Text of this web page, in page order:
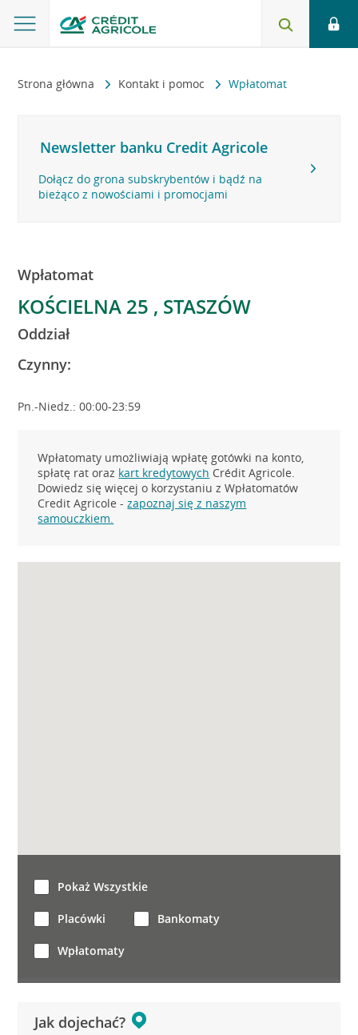
Strona główna Kontakt i pomoc Wpłatomat
Newsletter banku Credit Agricole
Dołącz do grona subskrybentów i bądź na
bieżąco z nowościami i promocjami
Wpłatomat
KOŚCIELNA 25 , STASZÓW
Oddział
Czynny:
Pn.-Niedz.: 00:00-23:59
Wpłatomaty umożliwiają wpłatę gotówki na konto,
spłatę rat oraz kart kredytowych Crédit Agricole.
Dowiedz się więcej o korzystaniu z Wpłatomatów
Credit Agricole -zapoznaj się z naszym
samouczkiem.
Jak dojechać?
Pokaż Wszystkie
Placówki Bankomaty
Wpłatomaty